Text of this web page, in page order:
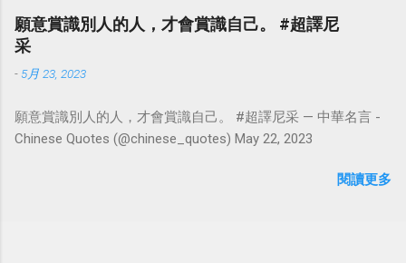
願意賞識別人的人，才會賞識自己。 #超譯尼
采
- 5月 23, 2023
願意賞識別人的人，才會賞識自己。 #超譯尼采 — 中華名言 -
Chinese Quotes (@chinese_quotes) May 22, 2023
閱讀更多